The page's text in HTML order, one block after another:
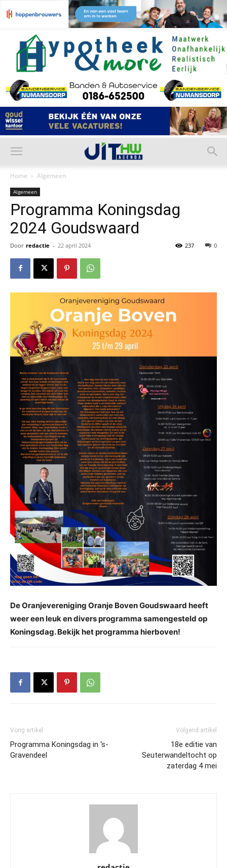
Home Algemeen
Algemeen
Programma Koningsdag
2024 Goudswaard
Door redactie - 22 april 2024 0
237
De Oranjevereniging Oranje Boven Goudswaard heeft
weer een leuk en divers programma samengesteld op
Koningsdag. Bekijk het programma hierboven!
Vorig artikel
Programma Koningsdag in ‘s-
Gravendeel
Volgend artikel
18e editie van
Seuterwandeltocht op
zaterdag 4 mei